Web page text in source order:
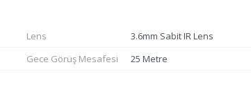
Lens
3.6mm Sabit IR Lens
Gece Görüş Mesafesi 25 Metre